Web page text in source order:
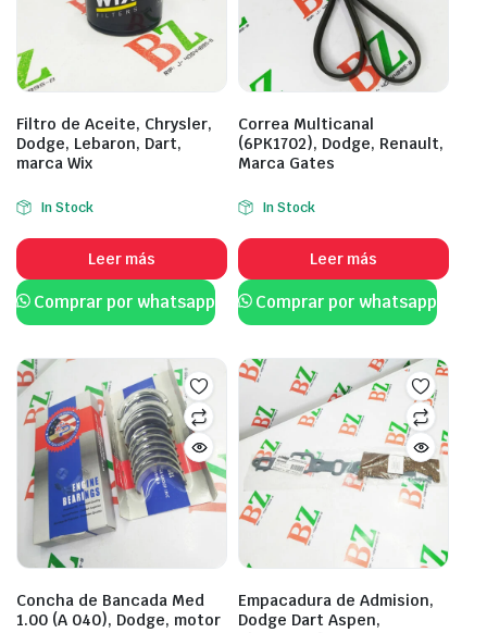
Filtro de Aceite, Chrysler,
Dodge, Lebaron, Dart,
marca Wix
In Stock
Leer más
Comprar por whatsapp
Correa Multicanal
(6PK1702), Dodge, Renault,
Marca Gates
In Stock
Leer más
Comprar por whatsapp
Concha de Bancada Med
1.00 (A 040), Dodge, motor
Empacadura de Admision,
Dodge Dart Aspen,